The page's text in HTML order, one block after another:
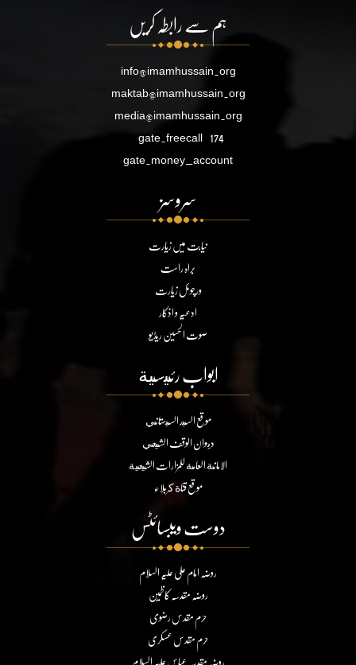
ہم سے رابطہ کریں
info@imamhussain.org
maktab@imamhussain.org
media@imamhussain.org
gate.freecall 174
gate.money_account
سروسز
نیابت میں زیارت
براہ راست
ورچوئل زیارت
ادعیہ و اذکار
صوت الحسین ریڈیو
ابواب رئيسية
موقع السيد السيستاني
ديوان الوقف الشيعي
الامانة العامة للمزارات الشيعية
موقع قناة كربلاء
دوست ویبسائٹس
روضہ امام علی علیہ السلام
روضہ مقدسہ کاظمین
حرم مقدس رضوی
حرم مقدس عسکری